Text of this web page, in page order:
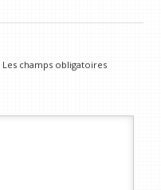
Les champs obligatoires